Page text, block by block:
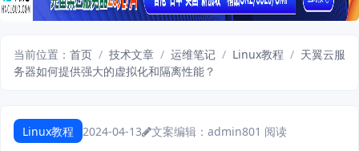
当前位置： 首页 / 技术文章 / 运维笔记 / Linux教程 / 天翼云服
务器如何提供强大的虚拟化和隔离性能？
Linux教程 2024-04-13 文案编辑：admin801 阅读